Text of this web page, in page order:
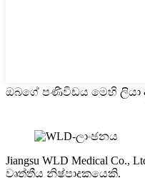
ඔබගේ පණිවිඩය මෙහි ලියා
Jiangsu WLD Medical
වෘත්තීය නිෂ්පාදකයෙකි.